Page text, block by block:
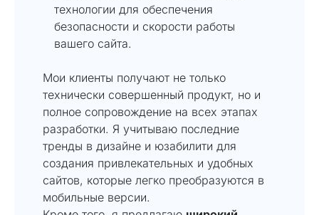
технологии для обеспечения
безопасности и скорости работы
вашего сайта.
Мои клиенты получают не только
технически совершенный продукт, но и
полное сопровождение на всех этапах
разработки. Я учитываю последние
тренды в дизайне и юзабилити для
создания привлекательных и удобных
сайтов, которые легко преобразуются в
мобильные версии.